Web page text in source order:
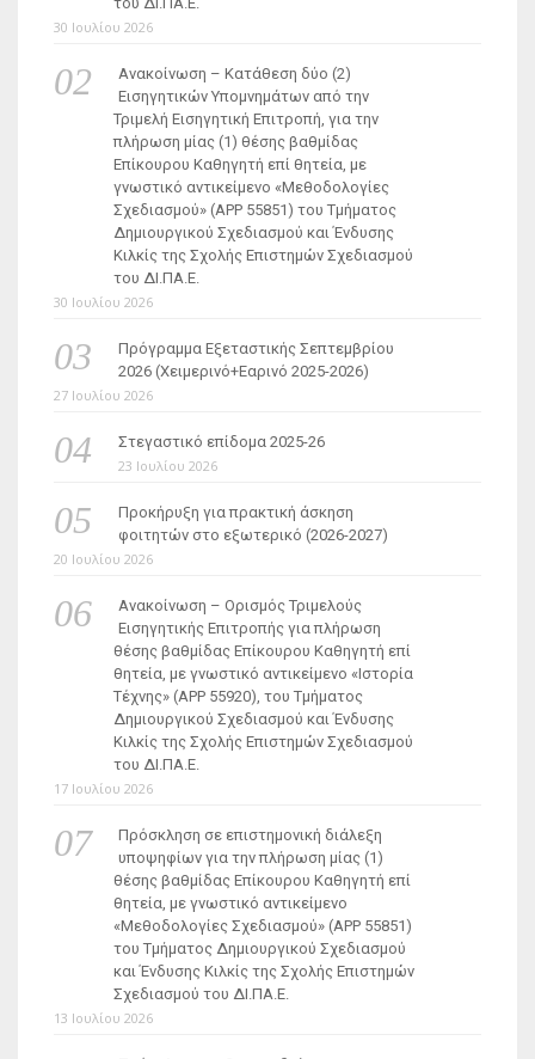
30 Ιουλίου 2026
Ανακοίνωση – Κατάθεση δύο (2)
Εισηγητικών Υπομνημάτων από την
Τριμελή Εισηγητική Επιτροπή, για την
πλήρωση μίας (1) θέσης βαθμίδας
Επίκουρου Καθηγητή επί θητεία, με
γνωστικό αντικείμενο «Μεθοδολογίες
Σχεδιασμού» (ΑΡΡ 55851) του Τμήματος
Δημιουργικού Σχεδιασμού και Ένδυσης
Κιλκίς της Σχολής Επιστημών Σχεδιασμού
του ΔΙ.ΠΑ.Ε.
30 Ιουλίου 2026
Πρόγραμμα Εξεταστικής Σεπτεμβρίου
2026 (Χειμερινό+Εαρινό 2025-2026)
27 Ιουλίου 2026
Στεγαστικό επίδομα 2025-26
23 Ιουλίου 2026
Προκήρυξη για πρακτική άσκηση
φοιτητών στο εξωτερικό (2026-2027)
20 Ιουλίου 2026
Ανακοίνωση – Ορισμός Τριμελούς
Εισηγητικής Επιτροπής για πλήρωση
θέσης βαθμίδας Επίκουρου Καθηγητή επί
θητεία, με γνωστικό αντικείμενο «Ιστορία
Τέχνης» (ΑΡΡ 55920), του Τμήματος
Δημιουργικού Σχεδιασμού και Ένδυσης
Κιλκίς της Σχολής Επιστημών Σχεδιασμού
του ΔΙ.ΠΑ.Ε.
17 Ιουλίου 2026
Πρόσκληση σε επιστημονική διάλεξη
υποψηφίων για την πλήρωση μίας (1)
θέσης βαθμίδας Επίκουρου Καθηγητή επί
θητεία, με γνωστικό αντικείμενο
«Μεθοδολογίες Σχεδιασμού» (ΑΡΡ 55851)
του Τμήματος Δημιουργικού Σχεδιασμού
και Ένδυσης Κιλκίς της Σχολής Επιστημών
Σχεδιασμού του ΔΙ.ΠΑ.Ε.
13 Ιουλίου 2026